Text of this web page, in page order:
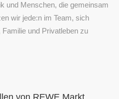
und Menschen, die gemeinsam
wir jede:n im Team, sich
und Privatleben zu
von REWE Markt